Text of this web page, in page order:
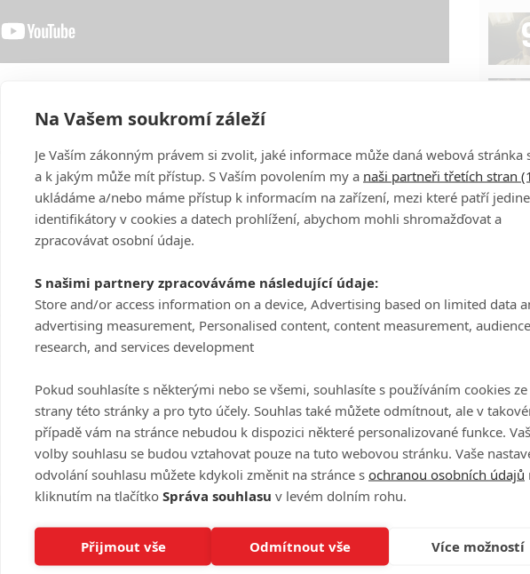
serveru FandimeFilmu.cz
1
Harry
je
3
One
Nová
Na Vašem soukromí záleží
Je Vaším zákonným právem si zvolit, jaké informace může daná webová stránka
a k jakým může mít přístup. S Vaším povolením my a naši partneři třetích stran
ukládáme a/nebo máme přístup k informacím na zařízení, mezi které patří
identifikátory v cookies a datech prohlížení, abychom mohli shromažďovat a
zpracovávat osobní údaje.
S našimi partnery zpracováváme následující údaje:
Store and/or access information on a device, Advertising based on limited data
advertising measurement, Personalised content, content measurement, audience
research, and services development
Pokud souhlasíte s některými nebo se všemi, souhlasíte s používáním cookies ze
strany této stránky a pro tyto účely. Souhlas také můžete odmítnout, ale v
případě vám na stránce nebudou k dispozici některé personalizované funkce.
volby souhlasu se budou vztahovat pouze na tuto webovou stránku. Vaše
odvolání souhlasu můžete kdykoli změnit na stránce s ochranou osobních údajů
kliknutím na tlačítko Správa souhlasu v levém dolním rohu.
Přijmout vše Odmítnout vše Více možností